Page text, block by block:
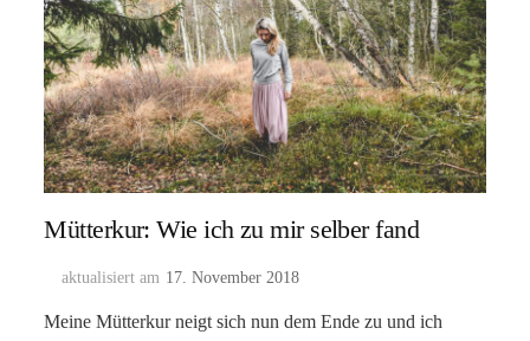
Mütterkur: Wie ich zu mir selber fand
aktualisiert am 17. November 2018
Meine Mütterkur neigt sich nun dem Ende zu und ich